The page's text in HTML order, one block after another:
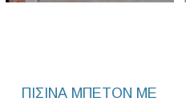
ΠΙΣΊΝΑ ΜΠΕΤΌΝ ΜΕ